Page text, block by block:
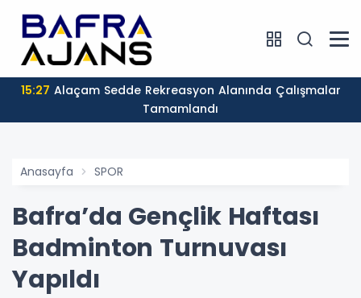
15:24 Bafra'da Yol ve Kaldırım Çalışmaları Sürüyor
Anasayfa SPOR
Bafra’da Gençlik Haftası
Badminton Turnuvası
Yapıldı